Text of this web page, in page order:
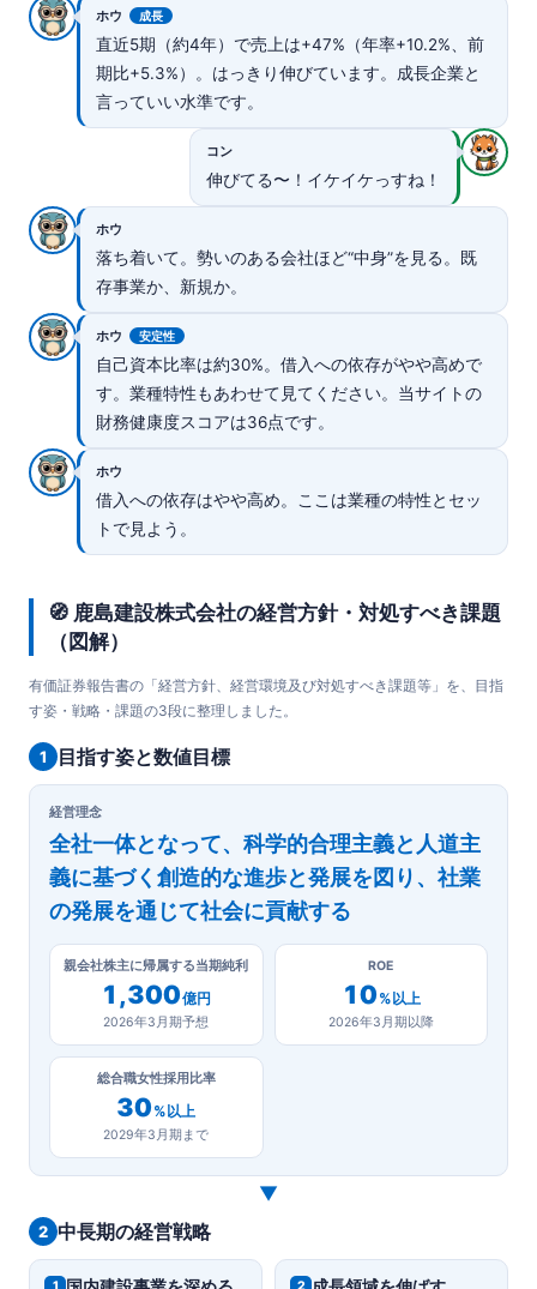
ホウ 成長
直近5期（約4年）で売上は+47%（年率+10.2%、前
期比+5.3%）。はっきり伸びています。成長企業と
言っていい水準です。
コン
伸びてる〜！イケイケっすね！
ホウ
落ち着いて。勢いのある会社ほど“中身”を見る。既
存事業か、新規か。
ホウ 安定性
自己資本比率は約30%。借入への依存がやや高めで
す。業種特性もあわせて見てください。当サイトの
財務健康度スコアは36点です。
ホウ
借入への依存はやや高め。ここは業種の特性とセッ
トで見よう。
🧭 鹿島建設株式会社の経営方針・対処すべき課題
（図解）
有価証券報告書の「経営方針、経営環境及び対処すべき課題等」を、目指
す姿・戦略・課題の3段に整理しました。
1 目指す姿と数値目標
経営理念
全社一体となって、科学的合理主義と人道主
義に基づく創造的な進歩と発展を図り、社業
の発展を通じて社会に貢献する
親会社株主に帰属する当期純利
1,300億円
2026年3月期予想
ROE
10%以上
2026年3月期以降
総合職女性採用比率
30%以上
2029年3月期まで
▼
2 中長期の経営戦略